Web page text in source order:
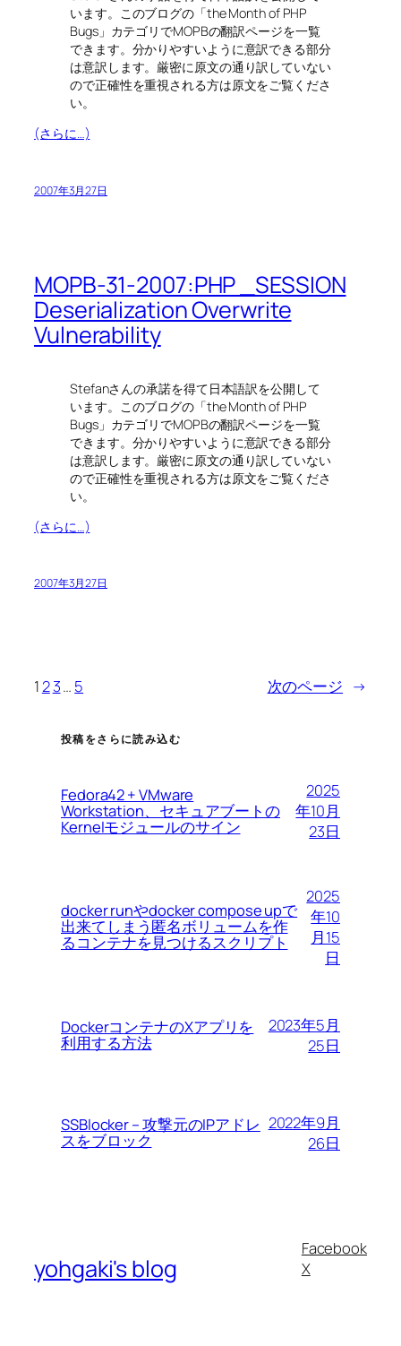
います。このブログの「the Month of PHP
Bugs」カテゴリでMOPBの翻訳ページを一覧
できます。分かりやすいように意訳できる部分
は意訳します。厳密に原文の通り訳していない
ので正確性を重視される方は原文をご覧くださ
い。
(さらに…)
2007年3月27日
MOPB-31-2007:PHP _SESSION
Deserialization Overwrite
Vulnerability
Stefanさんの承諾を得て日本語訳を公開して
います。このブログの「the Month of PHP
Bugs」カテゴリでMOPBの翻訳ページを一覧
できます。分かりやすいように意訳できる部分
は意訳します。厳密に原文の通り訳していない
ので正確性を重視される方は原文をご覧くださ
い。
(さらに…)
2007年3月27日
1 23… 5 次のページ →
投稿をさらに読み込む
Fedora42 + VMware
Workstation、セキュアブートの
Kernelモジュールのサイン
2025
年10月
23日
docker runやdocker compose upで
出来てしまう匿名ボリュームを作
るコンテナを見つけるスクリプト
2025
年10
月15
日
DockerコンテナのXアプリを
利用する方法
2023年5月
25日
SSBlocker – 攻撃元のIPアドレ
スをブロック
2022年9月
26日
yohgaki's blog
Facebook
X